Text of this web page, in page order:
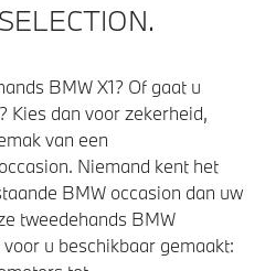
BMW X1? Of gaat u
Kies dan voor zekerheid,
van een
Niemand kent het
BMW occasion dan uw
tweedehands BMW
u beschikbaar gemaakt: